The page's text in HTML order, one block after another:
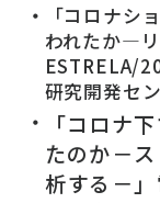
「コロナシ
われたか―
ESTRELA/
研究開発セ
「コロナ
たのか－
析する－